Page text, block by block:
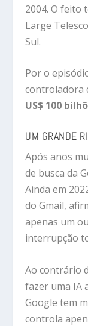
2004. O feito
Large
Sul.
Por o
controladora
US$ 100
UM GRANDE
Após anos
de busca da
Ainda em
do Gmail,
apenas um
interrupção
Ao contrário
fazer uma IA
Google tem
controla